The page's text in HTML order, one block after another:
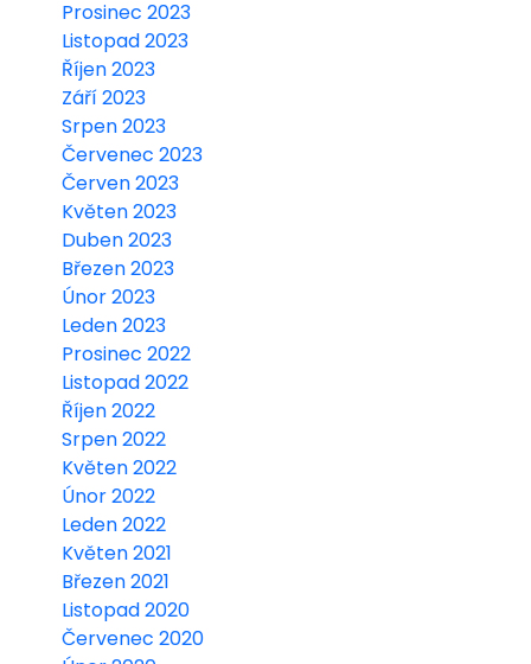
Prosinec 2023
Listopad 2023
Říjen 2023
Září 2023
Srpen 2023
Červenec 2023
Červen 2023
Květen 2023
Duben 2023
Březen 2023
Únor 2023
Leden 2023
Prosinec 2022
Listopad 2022
Říjen 2022
Srpen 2022
Květen 2022
Únor 2022
Leden 2022
Květen 2021
Březen 2021
Listopad 2020
Červenec 2020